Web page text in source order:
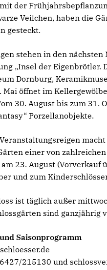
der
Veilchen, haben die
gesteckt.
stehen in den nächsten
„Insel der Eigenbrötler.
Dornburg,
Mai öffnet im
30. August bis zum
Porzellanobjekte.
einer von
23. August (Vorverkauf
und zum
ist täglich außer
sind ganzjährig
Saisonprogramm
215130 und